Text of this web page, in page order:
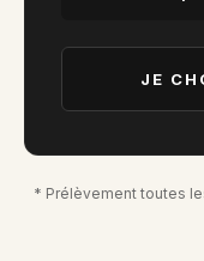
JE
* Prélèvement toutes